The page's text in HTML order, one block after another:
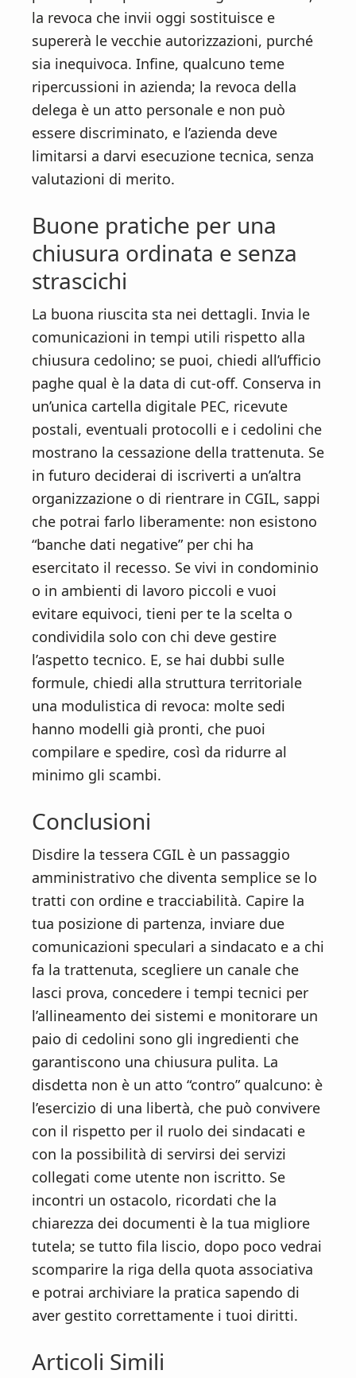
la revoca che invii oggi sostituisce e
supererà le vecchie autorizzazioni, purché
sia inequivoca. Infine, qualcuno teme
ripercussioni in azienda; la revoca della
delega è un atto personale e non può
essere discriminato, e l’azienda deve
limitarsi a darvi esecuzione tecnica, senza
valutazioni di merito.
Buone pratiche per una
chiusura ordinata e senza
strascichi
La buona riuscita sta nei dettagli. Invia le
comunicazioni in tempi utili rispetto alla
chiusura cedolino; se puoi, chiedi all’ufficio
paghe qual è la data di cut-off. Conserva in
un’unica cartella digitale PEC, ricevute
postali, eventuali protocolli e i cedolini che
mostrano la cessazione della trattenuta. Se
in futuro deciderai di iscriverti a un’altra
organizzazione o di rientrare in CGIL, sappi
che potrai farlo liberamente: non esistono
“banche dati negative” per chi ha
esercitato il recesso. Se vivi in condominio
o in ambienti di lavoro piccoli e vuoi
evitare equivoci, tieni per te la scelta o
condividila solo con chi deve gestire
l’aspetto tecnico. E, se hai dubbi sulle
formule, chiedi alla struttura territoriale
una modulistica di revoca: molte sedi
hanno modelli già pronti, che puoi
compilare e spedire, così da ridurre al
minimo gli scambi.
Conclusioni
Disdire la tessera CGIL è un passaggio
amministrativo che diventa semplice se lo
tratti con ordine e tracciabilità. Capire la
tua posizione di partenza, inviare due
comunicazioni speculari a sindacato e a chi
fa la trattenuta, scegliere un canale che
lasci prova, concedere i tempi tecnici per
l’allineamento dei sistemi e monitorare un
paio di cedolini sono gli ingredienti che
garantiscono una chiusura pulita. La
disdetta non è un atto “contro” qualcuno: è
l’esercizio di una libertà, che può convivere
con il rispetto per il ruolo dei sindacati e
con la possibilità di servirsi dei servizi
collegati come utente non iscritto. Se
incontri un ostacolo, ricordati che la
chiarezza dei documenti è la tua migliore
tutela; se tutto fila liscio, dopo poco vedrai
scomparire la riga della quota associativa
e potrai archiviare la pratica sapendo di
aver gestito correttamente i tuoi diritti.
Articoli Simili